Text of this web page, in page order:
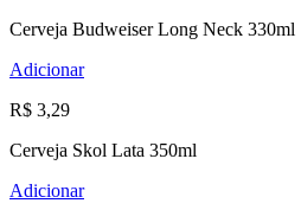
Cerveja Budweiser Long Neck 330ml
Adicionar
R$ 3,29
Cerveja Skol Lata 350ml
Adicionar